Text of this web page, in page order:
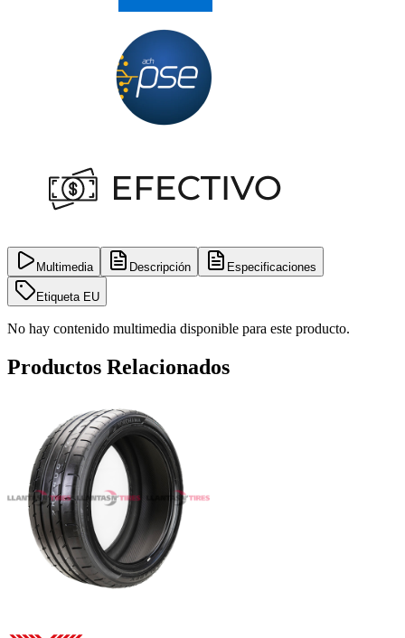
Multimedia Descripción Especificaciones
Etiqueta EU
No hay contenido multimedia disponible para este producto.
Productos Relacionados